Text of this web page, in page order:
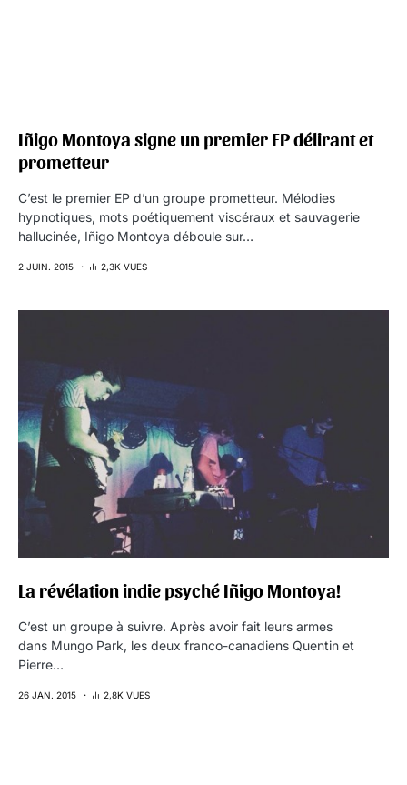
Iñigo Montoya signe un premier EP délirant et
prometteur
C’est le premier EP d’un groupe prometteur. Mélodies
hypnotiques, mots poétiquement viscéraux et sauvagerie
hallucinée, Iñigo Montoya déboule sur…
2 JUIN. 2015 2,3K VUES
La révélation indie psyché Iñigo Montoya!
C’est un groupe à suivre. Après avoir fait leurs armes
dans Mungo Park, les deux franco-canadiens Quentin et
Pierre…
26 JAN. 2015 2,8K VUES